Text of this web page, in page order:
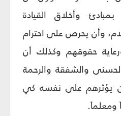
وأخلاق القيادة
وأن يحرص على احترام
حقوقهم وكذلك أن
والشفقة والرحمة
يؤثرهم على نفسه كي
ومعلماً.